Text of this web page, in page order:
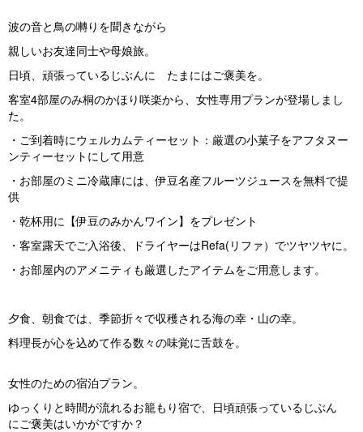
波の音と鳥の囀りを聞きながら
親しいお友達同士や母娘旅。
日頃、頑張っているじぶんに たまにはご褒美を。
客室4部屋のみ桐のかほり咲楽から、女性専用プランが登場しまし
た。
・ご到着時にウェルカムティーセット：厳選の小菓子をアフタヌー
ンティーセットにして用意
・お部屋のミニ冷蔵庫には、伊豆名産フルーツジュースを無料で提
供
・乾杯用に【伊豆のみかんワイン】をプレゼント
・客室露天でご入浴後、ドライヤーはRefa(リファ）でツヤツヤに。
・お部屋内のアメニティも厳選したアイテムをご用意します。
夕食、朝食では、季節折々で収穫される海の幸・山の幸。
料理長が心を込めて作る数々の味覚に舌鼓を。
女性のための宿泊プラン。
ゆっくりと時間が流れるお籠もり宿で、日頃頑張っているじぶん
にご褒美はいかがですか？